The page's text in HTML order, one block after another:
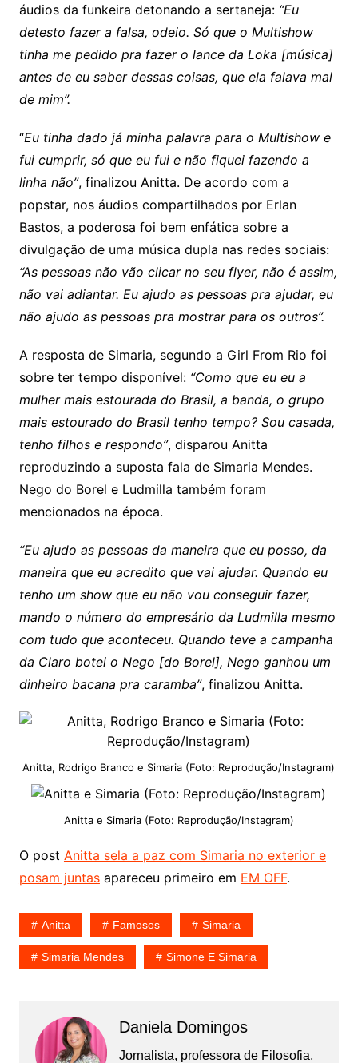
áudios da funkeira detonando a sertaneja: “Eu
detesto fazer a falsa, odeio. Só que o Multishow
tinha me pedido pra fazer o lance da Loka [música]
antes de eu saber dessas coisas, que ela falava mal
de mim”.
“Eu tinha dado já minha palavra para o Multishow e
fui cumprir, só que eu fui e não fiquei fazendo a
linha não”, finalizou Anitta. De acordo com a
popstar, nos áudios compartilhados por Erlan
Bastos, a poderosa foi bem enfática sobre a
divulgação de uma música dupla nas redes sociais:
“As pessoas não vão clicar no seu flyer, não é assim,
não vai adiantar. Eu ajudo as pessoas pra ajudar, eu
não ajudo as pessoas pra mostrar para os outros”.
A resposta de Simaria, segundo a Girl From Rio foi
sobre ter tempo disponível: “Como que eu eu a
mulher mais estourada do Brasil, a banda, o grupo
mais estourado do Brasil tenho tempo? Sou casada,
tenho filhos e respondo”, disparou Anitta
reproduzindo a suposta fala de Simaria Mendes.
Nego do Borel e Ludmilla também foram
mencionados na época.
“Eu ajudo as pessoas da maneira que eu posso, da
maneira que eu acredito que vai ajudar. Quando eu
tenho um show que eu não vou conseguir fazer,
mando o número do empresário da Ludmilla mesmo
com tudo que aconteceu. Quando teve a campanha
da Claro botei o Nego [do Borel], Nego ganhou um
dinheiro bacana pra caramba”, finalizou Anitta.
Anitta, Rodrigo Branco e Simaria (Foto: Reprodução/Instagram)
Anitta e Simaria (Foto: Reprodução/Instagram)
O post Anitta sela a paz com Simaria no exterior e
posam juntasapareceu primeiro em EM OFF.
Anitta Famosos Simaria
Simaria Mendes Simone E Simaria
Daniela Domingos
Jornalista, professora de Filosofia,